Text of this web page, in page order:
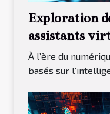
Exploration
assistants
À l’ère du
basés sur